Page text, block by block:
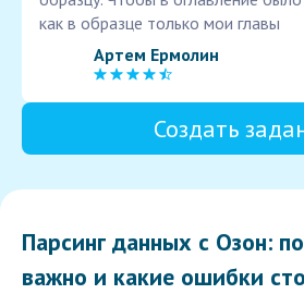
как в образце только мои главы
Артем Ермолин
Создать
Парсинг данных с Озон:
важно и какие ошибки